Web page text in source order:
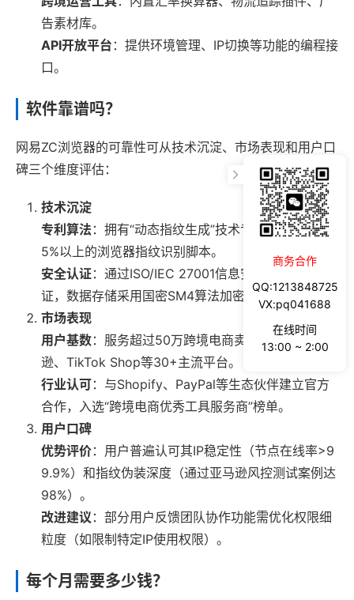
告素材库。
API开放平台 ：提供环境管理、IP切换等功能的编程接
口。
软件靠谱吗？
网易ZC浏览器的可靠性可从技术沉淀、市场表现和用户口
碑三个维度评估：
技术沉淀
专利算法 ：拥有“动态指纹生成”技术专利，可抵抗9
5%以上的浏览器指纹识别脚本。
安全认证：通过ISO/IEC 27001信息安全管理体系认
证，数据存储采用国密SM4算法加密。
市场表现
用户基数：服务超过50万跨境电商卖家，覆盖亚马
逊、TikTok Shop等30+主流平台。
行业认可：与Shopify、PayPal等生态伙伴建立官方
合作，入选“跨境电商优秀工具服务商”榜单。
用户口碑
优势评价：用户普遍认可其IP稳定性（节点在线率>9
9.9%）和指纹伪装深度（通过亚马逊风控测试案例达
98%）。
改进建议 ：部分用户反馈团队协作功能需优化权限细
粒度（如限制特定IP使用权限）。
每个月需要多少钱？
商务合作
QQ:1213848725
VX:pq041688
在线时间
13:00 ~ 2:00